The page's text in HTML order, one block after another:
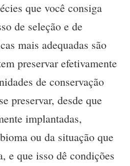
que você consiga
de seleção e de
mais adequadas são
preservar efetivamente
de conservação
preservar, desde que
implantadas,
ou da situação que
e que isso dê condições